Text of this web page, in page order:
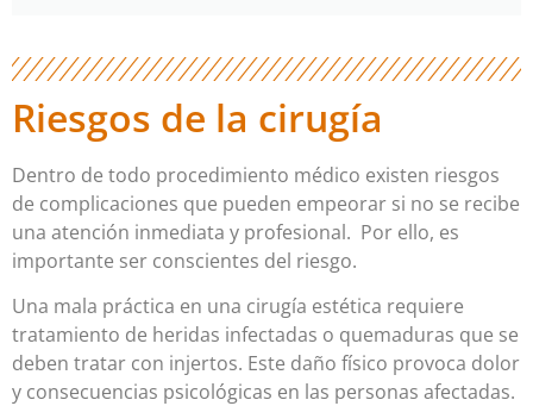
Riesgos de la cirugía
Dentro de todo procedimiento médico existen riesgos
de complicaciones que pueden empeorar si no se recibe
una atención inmediata y profesional. Por ello, es
importante ser conscientes del riesgo.
Una mala práctica en una cirugía estética requiere
tratamiento de heridas infectadas o quemaduras que se
deben tratar con injertos. Este daño físico provoca dolor
y consecuencias psicológicas en las personas afectadas.